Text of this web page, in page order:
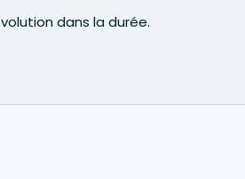
dans la durée.